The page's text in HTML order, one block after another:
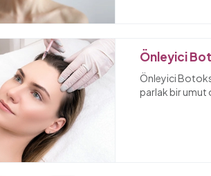
Önleyici
Önleyici
parlak bir umut